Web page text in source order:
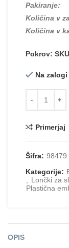
Pakiranje:
Količina v
Količina v
Pokrov:
Na zalogi
Primerjaj
Šifra: 98479
Kategorije:
Lončki za
Plastična
OPIS